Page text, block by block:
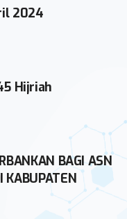
2024
Hijriah
BAGI ASN
KABUPATEN